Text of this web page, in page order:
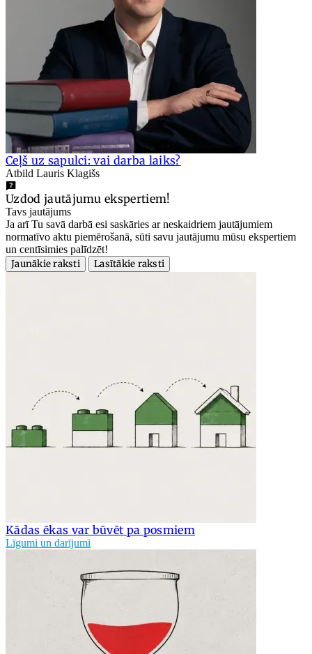
Ceļš uz sapulci: vai darba laiks?
Atbild Lauris Klagišs
Uzdod jautājumu ekspertiem!
Tavs jautājums
Ja arī Tu savā darbā esi saskāries ar neskaidriem jautājumiem
normatīvo aktu piemērošanā, sūti savu jautājumu mūsu ekspertiem
un centīsimies palīdzēt!
Jaunākie raksti
Lasītākie raksti
Kādas ēkas var būvēt pa posmiem
Līgumi un darījumi